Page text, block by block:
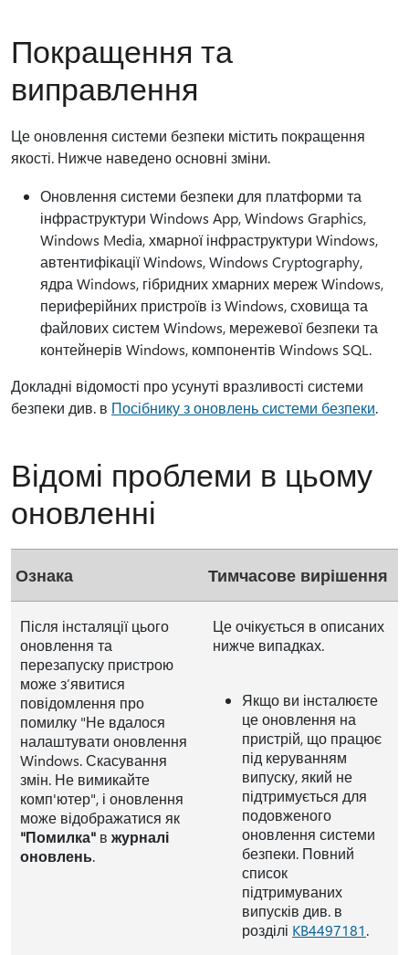
Покращення та
виправлення
Це оновлення системи безпеки містить покращення
якості. Нижче наведено основні зміни.
Оновлення системи безпеки для платформи та
інфраструктури Windows App, Windows Graphics,
Windows Media, хмарної інфраструктури Windows,
автентифікації Windows, Windows Cryptography,
ядра Windows, гібридних хмарних мереж Windows,
периферійних пристроїв із Windows, сховища та
файлових систем Windows, мережевої безпеки та
контейнерів Windows, компонентів Windows SQL.
Докладні відомості про усунуті вразливості системи
безпеки див. в Посібнику з оновлень системи безпеки.
Відомі проблеми в цьому
оновленні
Ознака Тимчасове вирішення
Після інсталяції цього
оновлення та
перезапуску пристрою
може з’явитися
повідомлення про
помилку "Не вдалося
налаштувати оновлення
Windows. Скасування
змін. Не вимикайте
комп'ютер", і оновлення
може відображатися як
"Помилка" в журналі
оновлень.
Це очікується в описаних
нижче випадках.
Якщо ви інсталюєте
це оновлення на
пристрій, що працює
під керуванням
випуску, який не
підтримується для
подовженого
оновлення системи
безпеки. Повний
список
підтримуваних
випусків див. в
розділі KB4497181.